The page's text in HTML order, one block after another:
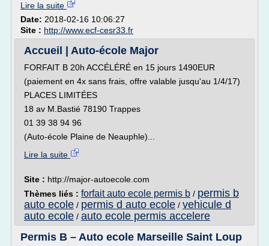
Lire la suite
Date: 2018-02-16 10:06:27
Site : http://www.ecf-cesr33.fr
Accueil | Auto-école Major
FORFAIT B 20h ACCÉLÉRÉ en 15 jours 1490EUR
(paiement en 4x sans frais, offre valable jusqu'au 1/4/17)
PLACES LIMITÉES
18 av M.Bastié 78190 Trappes
01 39 38 94 96
(Auto-école Plaine de Neauphle)...
Lire la suite
Site : http://major-autoecole.com
Thèmes liés : forfait auto ecole permis b / permis b
auto ecole / permis d auto ecole / vehicule d
auto ecole / auto ecole permis accelere
Permis B – Auto ecole Marseille Saint Loup